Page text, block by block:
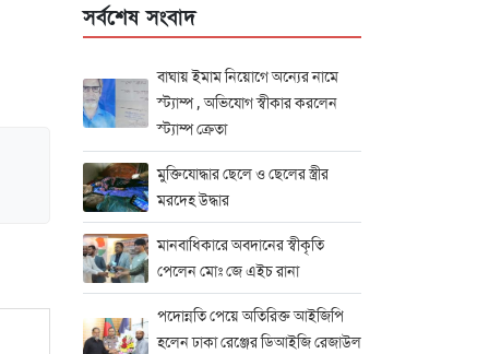
সর্বশেষ সংবাদ
বাঘায় ইমাম নিয়োগে অন্যের নামে
স্ট্যাম্প , অভিযোগ স্বীকার করলেন
স্ট্যাম্প ক্রেতা
মুক্তিযোদ্ধার ছেলে ও ছেলের স্ত্রীর
মরদেহ উদ্ধার
মানবাধিকারে অবদানের স্বীকৃতি
পেলেন মোঃ জে এইচ রানা
পদোন্নতি পেয়ে অতিরিক্ত আইজিপি
হলেন ঢাকা রেঞ্জের ডিআইজি রেজাউল